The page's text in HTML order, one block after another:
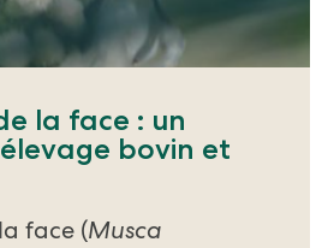
la face : un
bovin et
face (Musca